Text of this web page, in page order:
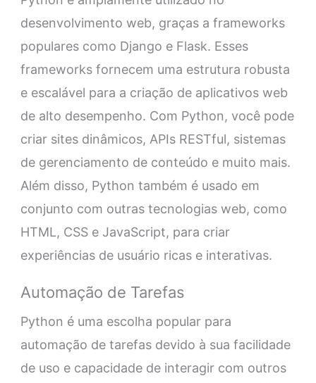
desenvolvimento web, graças a frameworks
populares como Django e Flask. Esses
frameworks fornecem uma estrutura robusta
e escalável para a criação de aplicativos web
de alto desempenho. Com Python, você pode
criar sites dinâmicos, APIs RESTful, sistemas
de gerenciamento de conteúdo e muito mais.
Além disso, Python também é usado em
conjunto com outras tecnologias web, como
HTML, CSS e JavaScript, para criar
experiências de usuário ricas e interativas.
Automação de Tarefas
Python é uma escolha popular para
automação de tarefas devido à sua facilidade
de uso e capacidade de interagir com outros